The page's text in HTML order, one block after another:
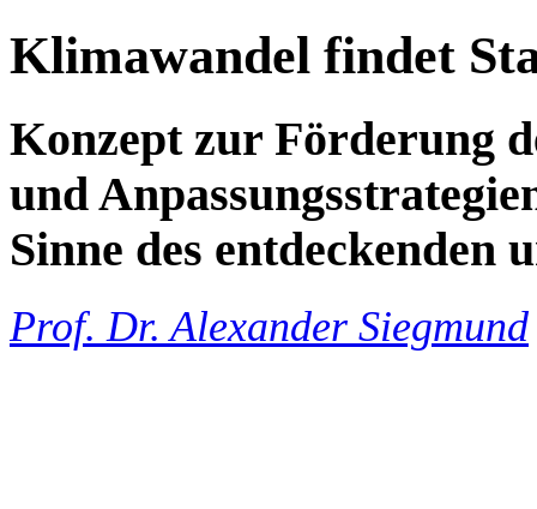
Klimawandel findet
Konzept zur Förderung
und
Sinne des entdeckenden
Prof. Dr. Alexander Siegmund